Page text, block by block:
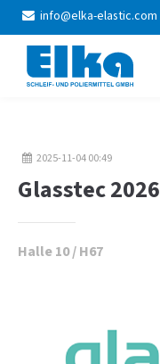
Login
Benutzername
Passwort
Support
info@elka-elastic.com
2025-11-04 00:49
Glasstec 2026
Halle 10 / H67